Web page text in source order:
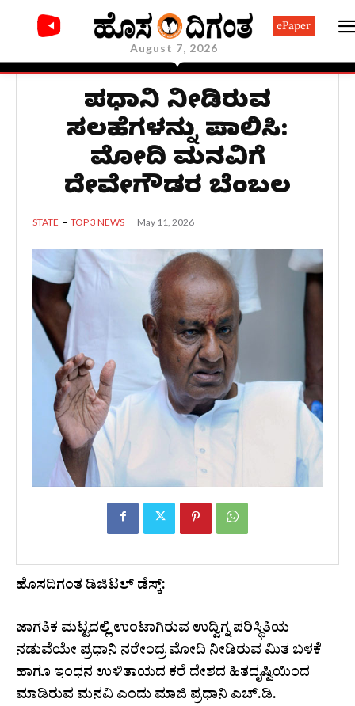
August 7, 2026
ePaper
ಪ್ರಧಾನಿ ನೀಡಿರುವ
ಸಲಹೆಗಳನ್ನು ಪಾಲಿಸಿ:
ಮೋದಿ ಮನವಿಗೆ
ದೇವೇಗೌಡರ ಬೆಂಬಲ
STATE TOP 3 NEWS May 11, 2026
ಹೊಸದಿಗಂತ ಡಿಜಿಟಲ್ ಡೆಸ್ಕ್:
ಜಾಗತಿಕ ಮಟ್ಟದಲ್ಲಿ ಉಂಟಾಗಿರುವ ಉದ್ವಿಗ್ನ ಪರಿಸ್ಥಿತಿಯ
ನಡುವೆಯೇ ಪ್ರಧಾನಿ ನರೇಂದ್ರ ಮೋದಿ ನೀಡಿರುವ ಮಿತ ಬಳಕೆ
ಹಾಗೂ ಇಂಧನ ಉಳಿತಾಯದ ಕರೆ ದೇಶದ ಹಿತದೃಷ್ಟಿಯಿಂದ
ಮಾಡಿರುವ ಮನವಿ ಎಂದು ಮಾಜಿ ಪ್ರಧಾನಿ ಎಚ್.ಡಿ.